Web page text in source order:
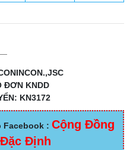
ĐƠN KNDD
KN3172
Facebook : Cộng Đồng
Định